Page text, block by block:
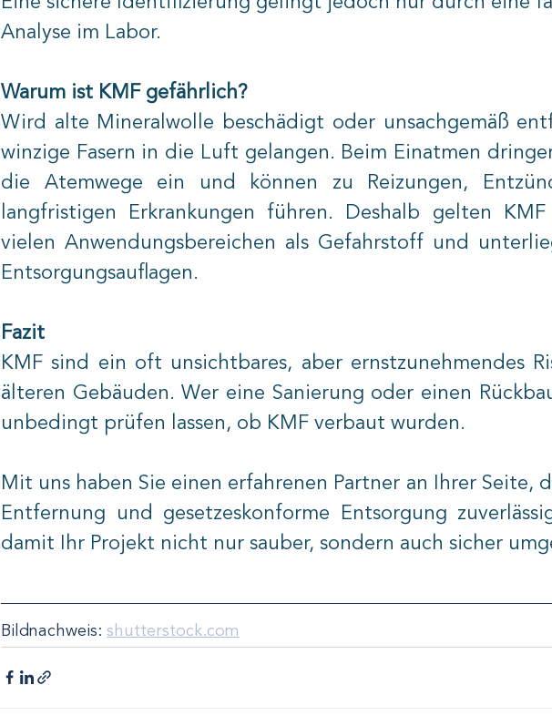
Analyse im Labor.
Warum ist KMF gefährlich?
Wird alte Mineralwolle beschädigt oder unsachgemäß
winzige Fasern in die Luft gelangen. Beim Einatmen
die Atemwege ein und können zu Reizungen,
langfristigen Erkrankungen führen. Deshalb gelten
vielen Anwendungsbereichen als Gefahrstoff und
Entsorgungsauflagen.
Fazit
KMF sind ein oft unsichtbares, aber ernstzunehmendes
älteren Gebäuden. Wer eine Sanierung oder einen
unbedingt prüfen lassen, ob KMF verbaut wurden.
Mit uns haben Sie einen erfahrenen Partner an Ihrer Seite,
Entfernung und gesetzeskonforme Entsorgung
damit Ihr Projekt nicht nur sauber, sondern auch sicher
Bildnachweis: shutterstock.com